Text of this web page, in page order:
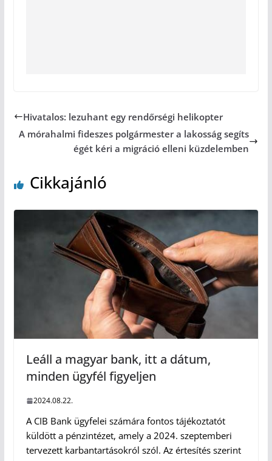
Hivatalos: lezuhant egy rendőrségi helikopter
A mórahalmi fideszes polgármester a lakosság segíts
égét kéri a migráció elleni küzdelemben
Cikkajánló
Leáll a magyar bank, itt a dátum,
minden ügyfél figyeljen
2024.08.22.
A CIB Bank ügyfelei számára fontos tájékoztatót
küldött a pénzintézet, amely a 2024. szeptemberi
tervezett karbantartásokról szól. Az értesítés szerint